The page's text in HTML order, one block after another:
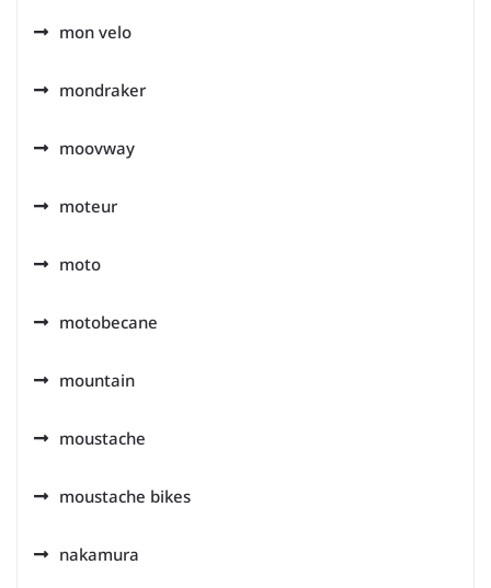
mon velo
mondraker
moovway
moteur
moto
motobecane
mountain
moustache
moustache bikes
nakamura